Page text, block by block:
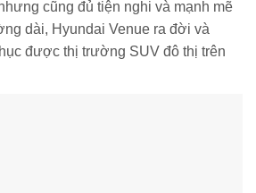
cũng đủ tiện nghi và mạnh mẽ
dài, Hyundai Venue ra đời và
được thị trường SUV đô thị trên